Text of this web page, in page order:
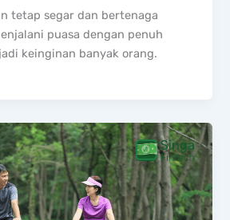
tetap segar dan bertenaga
puasa dengan penuh
keinginan banyak orang.